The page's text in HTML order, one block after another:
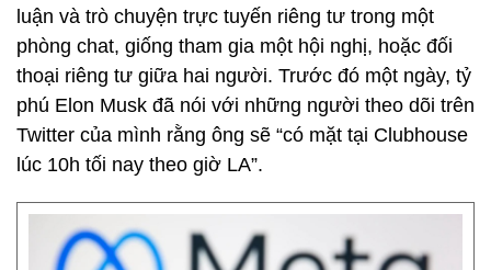
luận và trò chuyện trực tuyến riêng tư trong một
phòng chat, giống tham gia một hội nghị, hoặc đối
thoại riêng tư giữa hai người. Trước đó một ngày, tỷ
phú Elon Musk đã nói với những người theo dõi trên
Twitter của mình rằng ông sẽ “có mặt tại Clubhouse
lúc 10h tối nay theo giờ LA”.